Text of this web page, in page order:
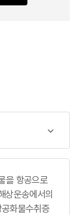
을 항공으로
상운송에서의
화물수취증